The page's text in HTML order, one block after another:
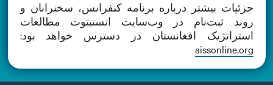
جزئیات بیشتر درباره برنامه کنفرانس، سخنرانان و
روند ثبت‌نام در وب‌سایت انستیتوت مطالعات
استراتژیک افغانستان در دسترس خواهد بود:
aissonline.org